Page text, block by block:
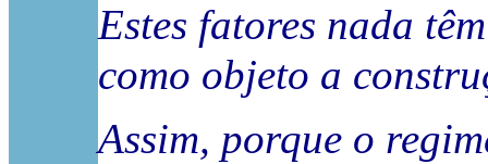
Estes fatores nada
como objeto a
Assim, porque o